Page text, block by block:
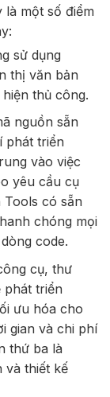
một số điểm
sử dụng
thị văn bản
thủ công.
nguồn sẵn
phát triển
vào việc
yêu cầu cụ
Tools có sẵn
chóng mọi
code.
cụ, thư
phát triển
ưu hóa cho
gian và chi phí
thứ ba là
và thiết kế